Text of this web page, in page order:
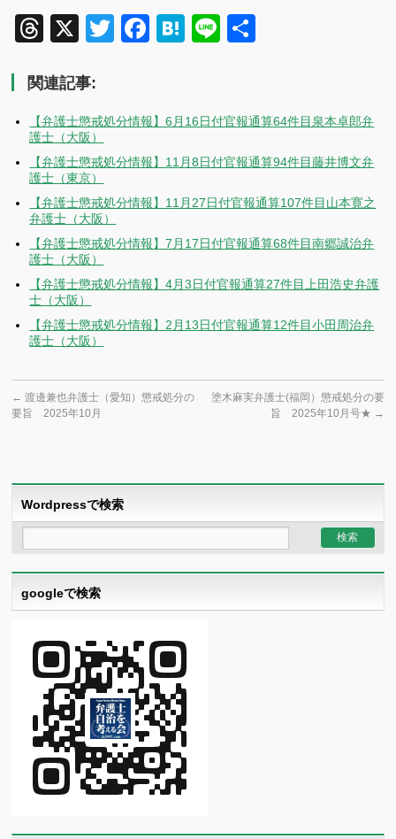
Threads
X TwitterFacebook
Hatena
Line
関連記事:
【弁護士懲戒処分情報】6月16日付官報通算64件目泉本卓郎弁
護士（大阪）
【弁護士懲戒処分情報】11月8日付官報通算94件目藤井博文弁
護士（東京）
【弁護士懲戒処分情報】11月27日付官報通算107件目山本寛之
弁護士（大阪）
【弁護士懲戒処分情報】7月17日付官報通算68件目南郷誠治弁
護士（大阪）
【弁護士懲戒処分情報】4月3日付官報通算27件目上田浩史弁護
士（大阪）
【弁護士懲戒処分情報】2月13日付官報通算12件目小田周治弁
護士（大阪）
← 渡邊兼也弁護士（愛知）懲戒処分の
要旨 2025年10月
塗木麻実弁護士(福岡）懲戒処分の要
旨 2025年10月号★ →
Wordpressで検索
googleで検索